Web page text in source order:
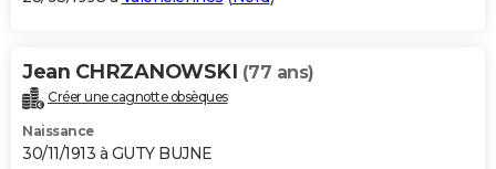
Jean CHRZANOWSKI (77 ans)
Créer une cagnotte obsèques
Naissance
30/11/1913 à GUTY BUJNE